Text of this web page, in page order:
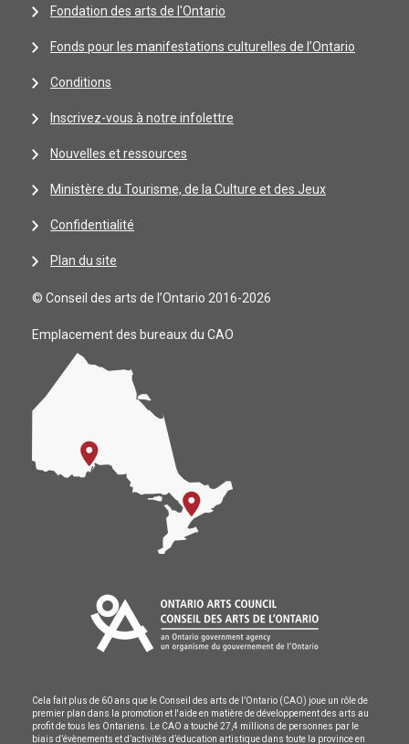
Fondation des arts de l'Ontario
Fonds pour les manifestations culturelles de l’Ontario
Conditions
Inscrivez-vous à notre infolettre
Nouvelles et ressources
Ministère du Tourisme, de la Culture et des Jeux
Confidentialité
Plan du site
© Conseil des arts de l’Ontario 2016-2026
Emplacement des bureaux du CAO
Cela fait plus de 60 ans que le Conseil des arts de l’Ontario (CAO) joue un rôle de
premier plan dans la promotion et l'aide en matière de développement des arts au
profit de tous les Ontariens. Le CAO a touché 27,4 millions de personnes par le
biais d’évènements et d’activités d’éducation artistique dans toute la province en